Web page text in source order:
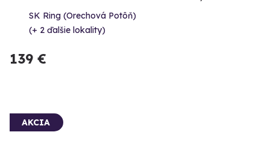
SK Ring (Orechová Potôň)
(+ 2 ďalšie lokality)
139 €
AKCIA